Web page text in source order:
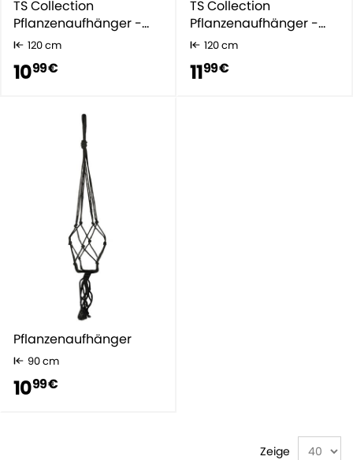
TS Collection
Pflanzenaufhänger -
Seil120 cm
1099 €
TS Collection
Pflanzenaufhänger -
Seil120 cm
1199 €
Pflanzenaufhänger
90 cm
1099 €
Zeige